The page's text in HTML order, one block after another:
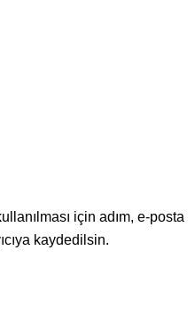
için adım, e-posta
kaydedilsin.